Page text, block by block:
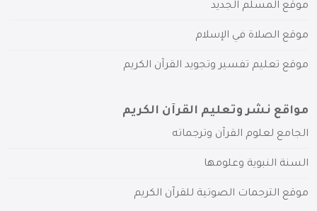
موقع المسلم الجديد
موقع الصلاة في الإسلام
موقع تعليم تفسير وتجويد القرآن الكريم
مواقع نشر وتعليم القرآن الكريم
الجامع لعلوم القرآن وترجماته
السنة النبوية وعلومها
موقع الترجمات الصوتية للقرآن الكريم